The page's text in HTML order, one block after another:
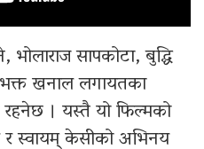
भोलाराज सापकोटा, बुद्धि
खनाल लगायतका
। यस्तै यो फिल्मको
र स्वायम् केसीको अभिनय